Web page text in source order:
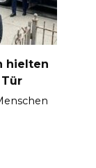
hielten